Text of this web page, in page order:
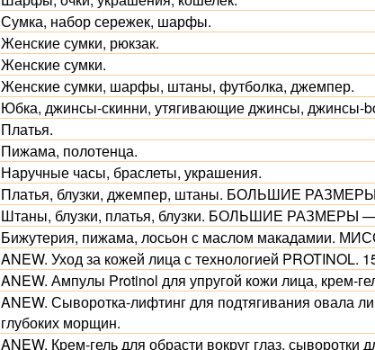
Сумка, набор сережек, шарфы.
Женские сумки, рюкзак.
Женские сумки.
Женские сумки, шарфы, штаны, футболка, джемпер.
Юбка, джинсы-скинни, утягивающие джинсы, джинсы-
Платья.
Пижама, полотенца.
Наручные часы, браслеты, украшения.
Платья, блузки, джемпер, штаны. БОЛЬШИЕ
Штаны, блузки, платья, блузки. БОЛЬШИЕ РАЗМЕРЫ —
Бижутерия, пижама, лосьон с маслом макадамии.
ANEW. Уход за кожей лица с технологией
ANEW. Ампулы Protinol для упругой кожи лица, крем-
ANEW. Сыворотка-лифтинг для подтягивания
глубоких морщин.
ANEW. Крем-гель для обрасти вокруг глаз, сыворотки